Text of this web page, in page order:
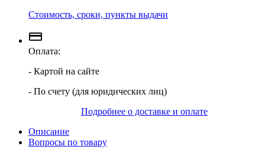
Стоимость, сроки, пункты выдачи
Оплата:
- Картой на сайте
- По счету (для юридических лиц)
Подробнее о доставке и оплате
Описание
Вопросы по товару